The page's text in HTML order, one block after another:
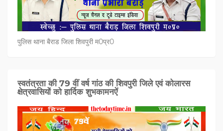
पुलिस थाना बैराड जिला शिवपुरी म0प्र0
स्वतंत्रता की 79 वीं वर्ष गांठ की शिवपुरी जिले एवं कोलारस
क्षेत्रवासियों को हार्दिक शुभकामनऐं